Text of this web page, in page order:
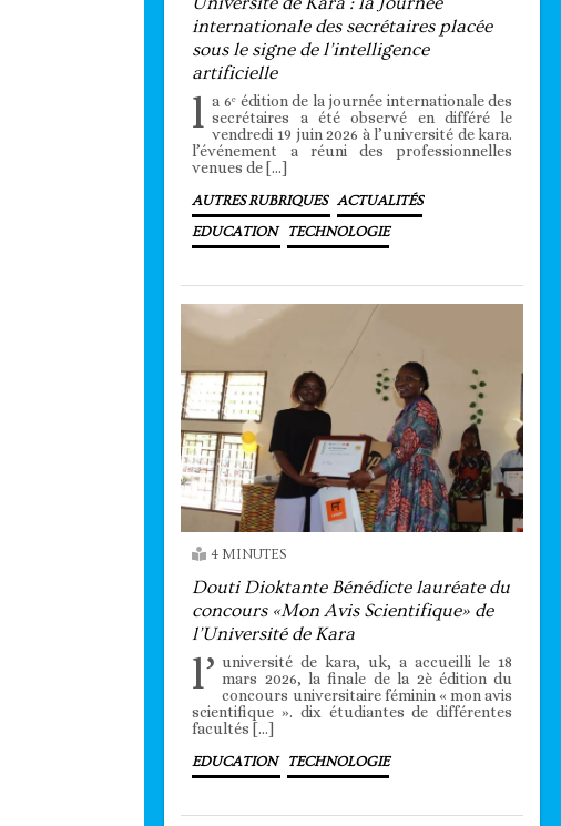
internationale des secrétaires placée
sous le signe de l’intelligence
artificielle
l a 6ᵉ édition de la journée internationale des
secrétaires a été observé en différé le
vendredi 19 juin 2026 à l’université de kara.
l’événement a réuni des professionnelles
venues de […]
AUTRES RUBRIQUES ACTUALITÉS
EDUCATION TECHNOLOGIE
4 MINUTES
Douti Dioktante Bénédicte lauréate du
concours «Mon Avis Scientifique» de
l’Université de Kara
l’ université de kara, uk, a accueilli le 18
mars 2026, la finale de la 2è édition du
concours universitaire féminin « mon avis
scientifique ». dix étudiantes de différentes
facultés […]
EDUCATION TECHNOLOGIE